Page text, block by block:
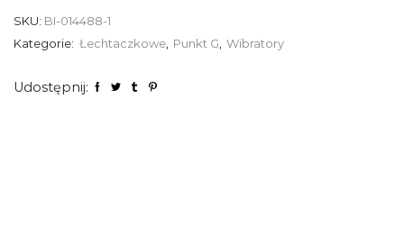
MAXWELL
-
SKU: BI-014488-1
Kategorie: Łechtaczkowe Punkt G Wibratory
Udostępnij: